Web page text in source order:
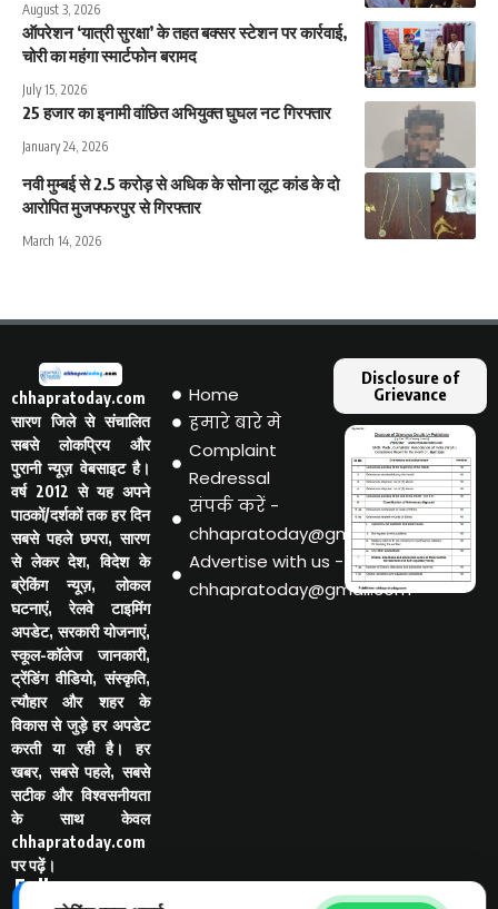
August 3, 2026
ऑपरेशन ‘यात्री सुरक्षा’ के तहत बक्सर स्टेशन पर कार्रवाई,
चोरी का महंगा स्मार्टफोन बरामद
July 15, 2026
25 हजार का इनामी वांछित अभियुक्त घुघल नट गिरफ्तार
January 24, 2026
नवी मुम्बई से 2.5 करोड़ से अधिक के सोना लूट कांड के दो
आरोपित मुजफ्फरपुर से गिरफ्तार
March 14, 2026
chhapratoday.com
सारण जिले से संचालित
सबसे लोकप्रिय और
पुरानी न्यूज़ वेबसाइट है।
वर्ष 2012 से यह अपने
पाठकों/दर्शकों तक हर दिन
सबसे पहले छपरा, सारण
से लेकर देश, विदेश के
ब्रेकिंग न्यूज़, लोकल
घटनाएं, रेलवे टाइमिंग
अपडेट, सरकारी योजनाएं,
स्कूल-कॉलेज जानकारी,
ट्रेंडिंग वीडियो, संस्कृति,
त्यौहार और शहर के
विकास से जुड़े हर अपडेट
करती या रही है। हर
खबर, सबसे पहले, सबसे
सटीक और विश्वसनीयता
के साथ केवल
chhapratoday.com
पर पढ़ें।
Follo
Home
हमारे बारे मे
Complaint
Redressal
संपर्क करें -
chhapratoday@gmail.com
Advertise with us -
chhapratoday@gmail.com
Disclosure of
Grievance